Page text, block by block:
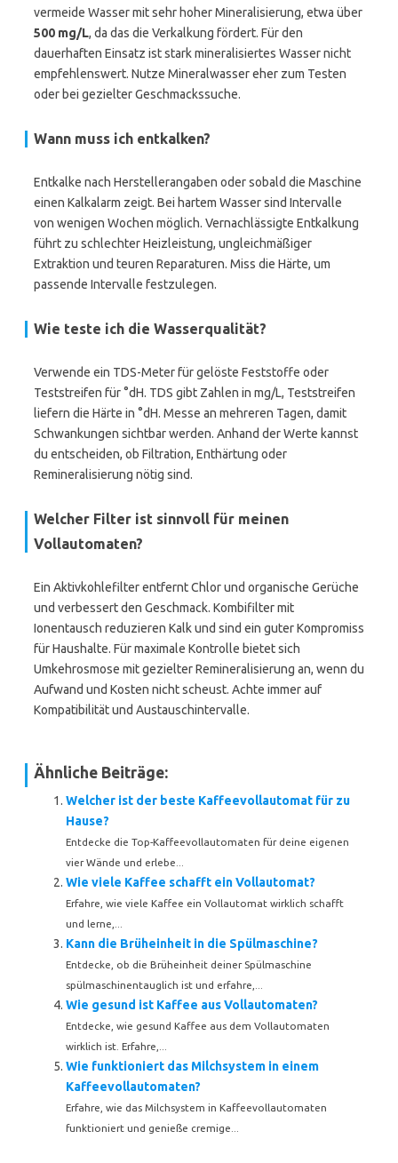
vermeide Wasser mit sehr hoher Mineralisierung, etwa über
500 mg/L, da das die Verkalkung fördert. Für den
dauerhaften Einsatz ist stark mineralisiertes Wasser nicht
empfehlenswert. Nutze Mineralwasser eher zum Testen
oder bei gezielter Geschmackssuche.
Wann muss ich entkalken?
Entkalke nach Herstellerangaben oder sobald die Maschine
einen Kalkalarm zeigt. Bei hartem Wasser sind Intervalle
von wenigen Wochen möglich. Vernachlässigte Entkalkung
führt zu schlechter Heizleistung, ungleichmäßiger
Extraktion und teuren Reparaturen. Miss die Härte, um
passende Intervalle festzulegen.
Wie teste ich die Wasserqualität?
Verwende ein TDS-Meter für gelöste Feststoffe oder
Teststreifen für °dH. TDS gibt Zahlen in mg/L, Teststreifen
liefern die Härte in °dH. Messe an mehreren Tagen, damit
Schwankungen sichtbar werden. Anhand der Werte kannst
du entscheiden, ob Filtration, Enthärtung oder
Remineralisierung nötig sind.
Welcher Filter ist sinnvoll für meinen
Vollautomaten?
Ein Aktivkohlefilter entfernt Chlor und organische Gerüche
und verbessert den Geschmack. Kombifilter mit
Ionentausch reduzieren Kalk und sind ein guter Kompromiss
für Haushalte. Für maximale Kontrolle bietet sich
Umkehrosmose mit gezielter Remineralisierung an, wenn du
Aufwand und Kosten nicht scheust. Achte immer auf
Kompatibilität und Austauschintervalle.
Ähnliche Beiträge:
Welcher ist der beste Kaffeevollautomat für zu
Hause?
Entdecke die Top-Kaffeevollautomaten für deine eigenen
vier Wände und erlebe...
Wie viele Kaffee schafft ein Vollautomat?
Erfahre, wie viele Kaffee ein Vollautomat wirklich schafft
und lerne,...
Kann die Brüheinheit in die Spülmaschine?
Entdecke, ob die Brüheinheit deiner Spülmaschine
spülmaschinentauglich ist und erfahre,...
Wie gesund ist Kaffee aus Vollautomaten?
Entdecke, wie gesund Kaffee aus dem Vollautomaten
wirklich ist. Erfahre,...
Wie funktioniert das Milchsystem in einem
Kaffeevollautomaten?
Erfahre, wie das Milchsystem in Kaffeevollautomaten
funktioniert und genieße cremige...